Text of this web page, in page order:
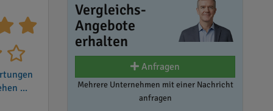
...
Vergleichs-
Angebote
erhalten
Anfragen
Mehrere Unternehmen mit einer Nachricht
anfragen